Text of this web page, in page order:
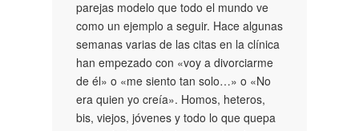
parejas modelo que todo el mundo ve
como un ejemplo a seguir. Hace algunas
semanas varias de las citas en la clínica
han empezado con «voy a divorciarme
de él» o «me siento tan solo…» o «No
era quien yo creía». Homos, heteros,
bis, viejos, jóvenes y todo lo que quepa